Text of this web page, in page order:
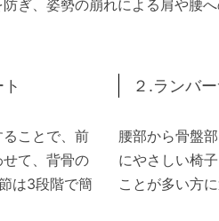
ぎ、姿勢の崩れによる肩や腰へ
ことで、前
て、背骨の
は3段階で簡
２.ランバ
腰部から骨盤
にやさしい椅
ことが多い方